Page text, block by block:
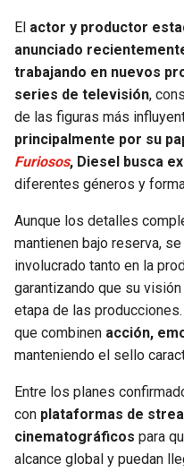
LIONS
VIKINGS
FALCONS
PANTHERS
SAINTS
BUCCANEERS
NUGGETS
THUNDER
TRAIL BLAZERS
JAZZ
El actor y productor
anunciado
trabajando en nuevos
series de televisión,
de las figuras más
principalmente por su
Furiosos, Diesel busca
diferentes géneros y
Aunque los detalles
mantienen bajo reserva,
involucrado tanto en la
garantizando que su
etapa de las
que combinen acción,
manteniendo el sello
Entre los planes
con plataformas de
cinematográficos para
alcance global y puedan